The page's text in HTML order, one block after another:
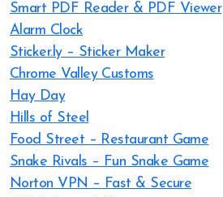
Smart PDF Reader & PDF Viewer
Alarm Clock
Sticker.ly – Sticker Maker
Chrome Valley Customs
Hay Day
Hills of Steel
Food Street – Restaurant Game
Snake Rivals – Fun Snake Game
Norton VPN – Fast & Secure